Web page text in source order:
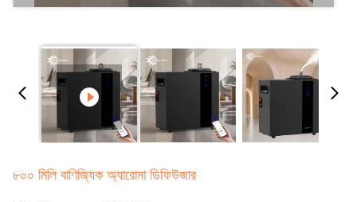
৮০০ মিলি বাণিজ্যিক অ্যারোমা ডিফিউজার